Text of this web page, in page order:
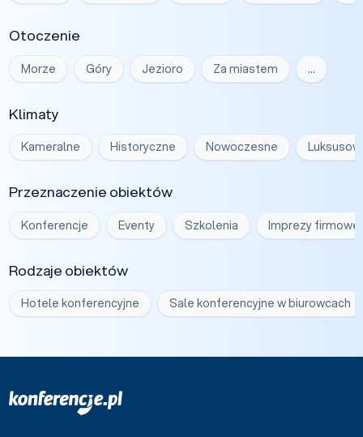
Otoczenie
Morze Góry Jezioro Za miastem …
Klimaty
Kameralne Historyczne Nowoczesne
Przeznaczenie obiektów
Konferencje Eventy Szkolenia Imprezy firmowe
Rodzaje obiektów
Hotele konferencyjne Sale konferencyjne w biurowcach